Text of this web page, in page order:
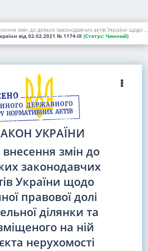
Про внесення змін до деяких законодавчих актів України щодо єдиної правової долі земельної ділянки та розміщеного на ній об'єкта нерухомості
від 02.02.2021 № 1174-IX (Статус: Чинний)
УКРАЇНИ
змін до
законодавчих
України щодо
правової долі
ділянки та
на ній
нерухомості